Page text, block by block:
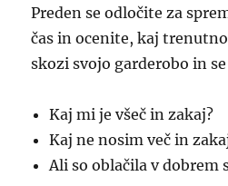
Preden se odločite za
čas in ocenite, kaj
skozi svojo garderobo in
Kaj mi je všeč in zakaj?
Kaj ne nosim več in
Ali so oblačila v dobrem